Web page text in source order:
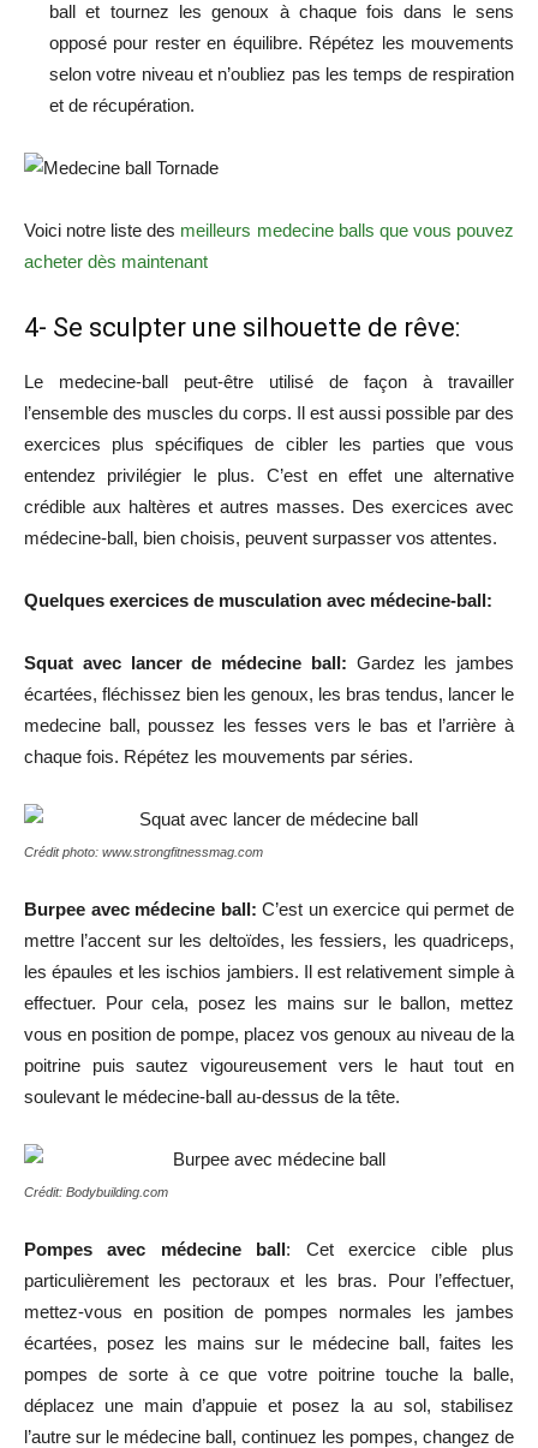
ball et tournez les genoux à chaque fois dans le sens
opposé pour rester en équilibre. Répétez les mouvements
selon votre niveau et n’oubliez pas les temps de respiration
et de récupération.
Voici notre liste des meilleurs medecine balls que vous pouvez
acheter dès maintenant
4- Se sculpter une silhouette de rêve:
Le medecine-ball peut-être utilisé de façon à travailler
l’ensemble des muscles du corps. Il est aussi possible par des
exercices plus spécifiques de cibler les parties que vous
entendez privilégier le plus. C’est en effet une alternative
crédible aux haltères et autres masses. Des exercices avec
médecine-ball, bien choisis, peuvent surpasser vos attentes.
Quelques exercices de musculation avec médecine-ball:
Squat avec lancer de médecine ball: Gardez les jambes
écartées, fléchissez bien les genoux, les bras tendus, lancer le
medecine ball, poussez les fesses vers le bas et l’arrière à
chaque fois. Répétez les mouvements par séries.
Crédit photo: www.strongfitnessmag.com
Burpee avec médecine ball: C’est un exercice qui permet de
mettre l’accent sur les deltoïdes, les fessiers, les quadriceps,
les épaules et les ischios jambiers. Il est relativement simple à
effectuer. Pour cela, posez les mains sur le ballon, mettez
vous en position de pompe, placez vos genoux au niveau de la
poitrine puis sautez vigoureusement vers le haut tout en
soulevant le médecine-ball au-dessus de la tête.
Crédit: Bodybuilding.com
Pompes avec médecine ball: Cet exercice cible plus
particulièrement les pectoraux et les bras. Pour l’effectuer,
mettez-vous en position de pompes normales les jambes
écartées, posez les mains sur le médecine ball, faites les
pompes de sorte à ce que votre poitrine touche la balle,
déplacez une main d’appuie et posez la au sol, stabilisez
l’autre sur le médecine ball, continuez les pompes, changez de